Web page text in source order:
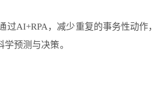
AI+RPA，减少重复的事务性动作
预测与决策。